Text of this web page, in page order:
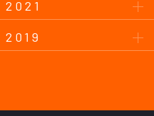
2021
2019